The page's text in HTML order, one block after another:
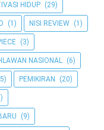
HIDUP (29)
(1) NISI REVIEW (1)
(3)
NASIONAL (6)
PEMIKIRAN (20)
(9)